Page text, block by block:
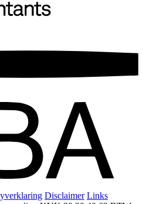
Disclaimer Links